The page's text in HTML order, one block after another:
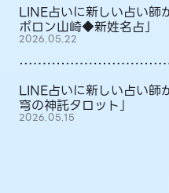
LINE占いに新しい占い師
ポロン山崎◆新姓名占」
2026.05.22
LINE占いに新しい占い
穹の神託タロット」
2026.05.15